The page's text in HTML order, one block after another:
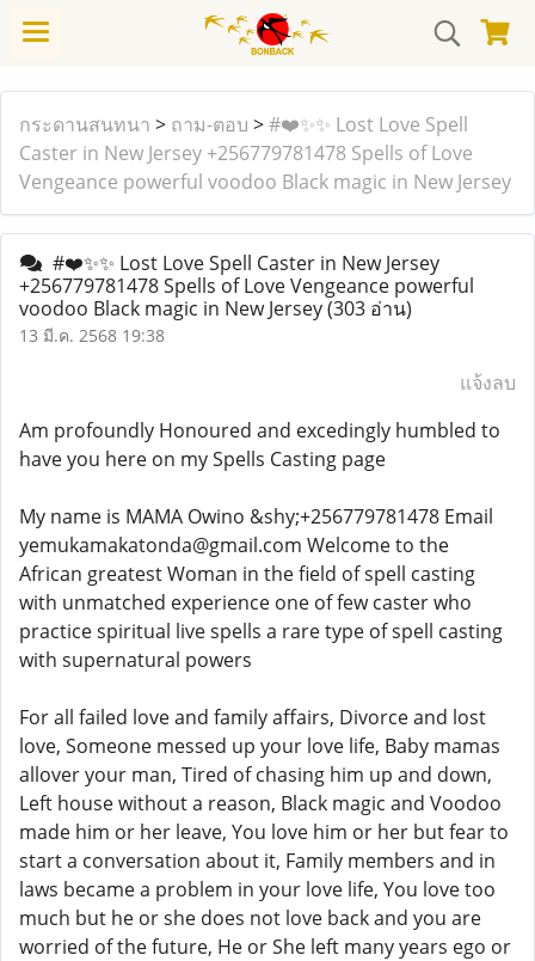
กระดานสนทนา > ถาม-ตอบ >#❤️✨✨ Lost Love Spell
Caster in New Jersey +256779781478 Spells of Love
Vengeance powerful voodoo Black magic in New Jersey
#❤️✨✨ Lost Love Spell Caster in New Jersey
+256779781478 Spells of Love Vengeance powerful
voodoo Black magic in New Jersey(303 อ่าน)
13 มี.ค. 2568 19:38
แจ้งลบ
Am profoundly Honoured and excedingly humbled to
have you here on my Spells Casting page
My name is MAMA Owino &shy;+256779781478 Email
yemukamakatonda@gmail.com Welcome to the
African greatest Woman in the field of spell casting
with unmatched experience one of few caster who
practice spiritual live spells a rare type of spell casting
with supernatural powers
For all failed love and family affairs, Divorce and lost
love, Someone messed up your love life, Baby mamas
allover your man, Tired of chasing him up and down,
Left house without a reason, Black magic and Voodoo
made him or her leave, You love him or her but fear to
start a conversation about it, Family members and in
laws became a problem in your love life, You love too
much but he or she does not love back and you are
worried of the future, He or She left many years ego or